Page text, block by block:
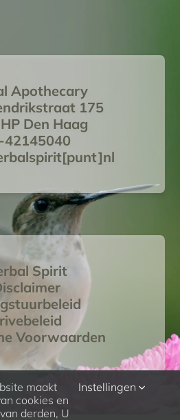
Apothecary
175
Den Haag
42145040
Spirit
Voorwaarden
maakt
cookies en
derden, U
Instellingen